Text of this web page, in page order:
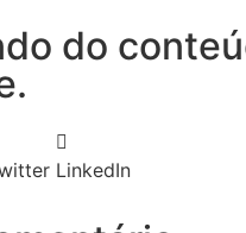
do
LinkedIn